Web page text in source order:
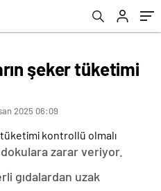
şeker tüketimi
2025 06:09
zarar veriyor.
gıdalardan uzak